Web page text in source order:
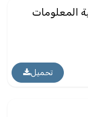
المعلومات
تحميل